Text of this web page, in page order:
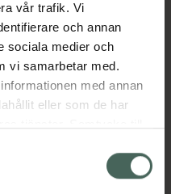
vår trafik. Vi
och annan
sociala medier och
vi samarbetar med.
med annan
eller som de har
samtycke påverkar inte